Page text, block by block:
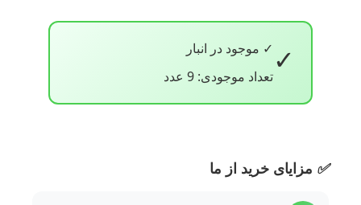
✓ ✓ موجود در انبار
تعداد موجودی: 9 عدد
✅ مزایای خرید از ما